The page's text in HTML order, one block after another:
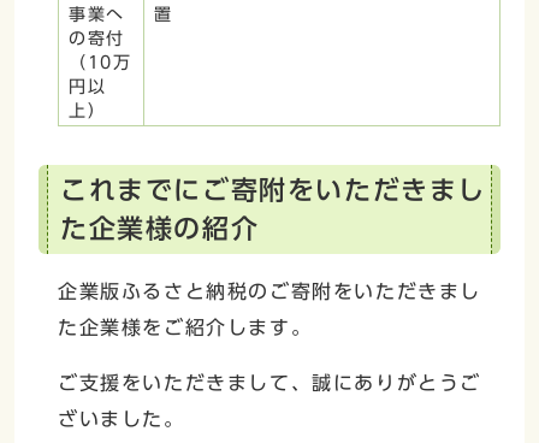
事業へ
の寄付
（10万
円以
上）
置
これまでにご寄附をいただきまし
た企業様の紹介
企業版ふるさと納税のご寄附をいただきまし
た企業様をご紹介します。
ご支援をいただきまして、誠にありがとうご
ざいました。